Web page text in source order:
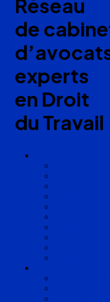
Réseau
de
experts
en Droit
du Travail